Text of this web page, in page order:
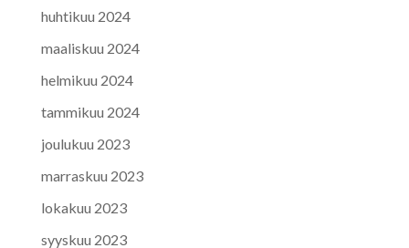
huhtikuu 2024
maaliskuu 2024
helmikuu 2024
tammikuu 2024
joulukuu 2023
marraskuu 2023
lokakuu 2023
syyskuu 2023